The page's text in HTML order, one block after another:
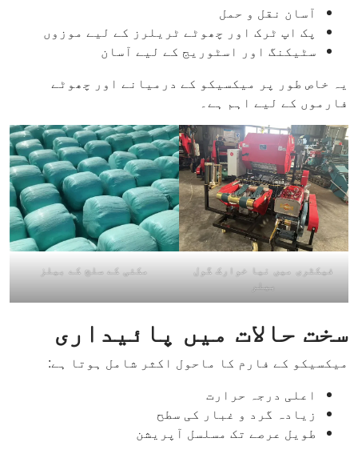
آسان نقل و حمل
پک اپ ٹرک اور چھوٹے ٹریلرز کے لیے موزوں
سٹیکنگ اور اسٹوریج کے لیے آسان
یہ خاص طور پر میکسیکو کے درمیانے اور چھوٹے
فارموں کے لیے اہم ہے۔
فیکٹری میں نیا خوارک گول
بیلر
مکئی کے سلج کے بیلز
سخت حالات میں پائیداری
میکسیکو کے فارم کا ماحول اکثر شامل ہوتا ہے:
اعلی درجہ حرارت
زیادہ گرد و غبار کی سطح
طویل عرصے تک مسلسل آپریشن